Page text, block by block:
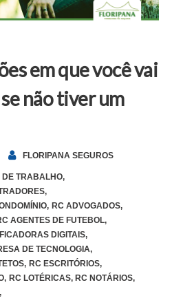
em que você vai
não tiver um
FLORIPANA SEGUROS
DE TRABALHO,
,
, RC ADVOGADOS,
AGENTES DE FUTEBOL,
DIGITAIS,
DE TECNOLOGIA,
, RC ESCRITÓRIOS,
, RC LOTÉRICAS, RC NOTÁRIOS,
,